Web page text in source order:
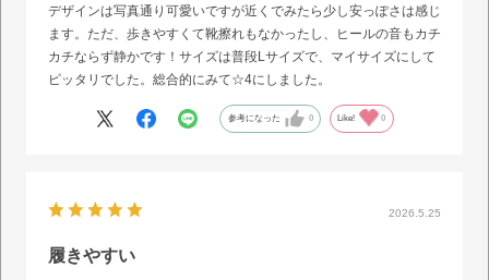
デザインは写真通り可愛いですが近くでみたら少し安っぽさは感じ
ます。ただ、歩きやすくて靴擦れもなかったし、ヒールの音もカチ
カチならず静かです！サイズは普段Lサイズで、マイサイズにして
ピッタリでした。総合的にみて☆4にしました。
参考になった 0 Like! 0
2026.5.25
履きやすい